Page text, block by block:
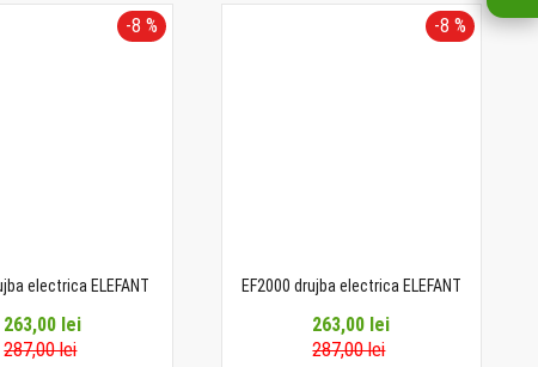
-8 %
electrica ELEFANT
263,00 lei
287,00 lei
-8 %
EF2000 drujba electrica ELEFANT
263,00 lei
287,00 lei